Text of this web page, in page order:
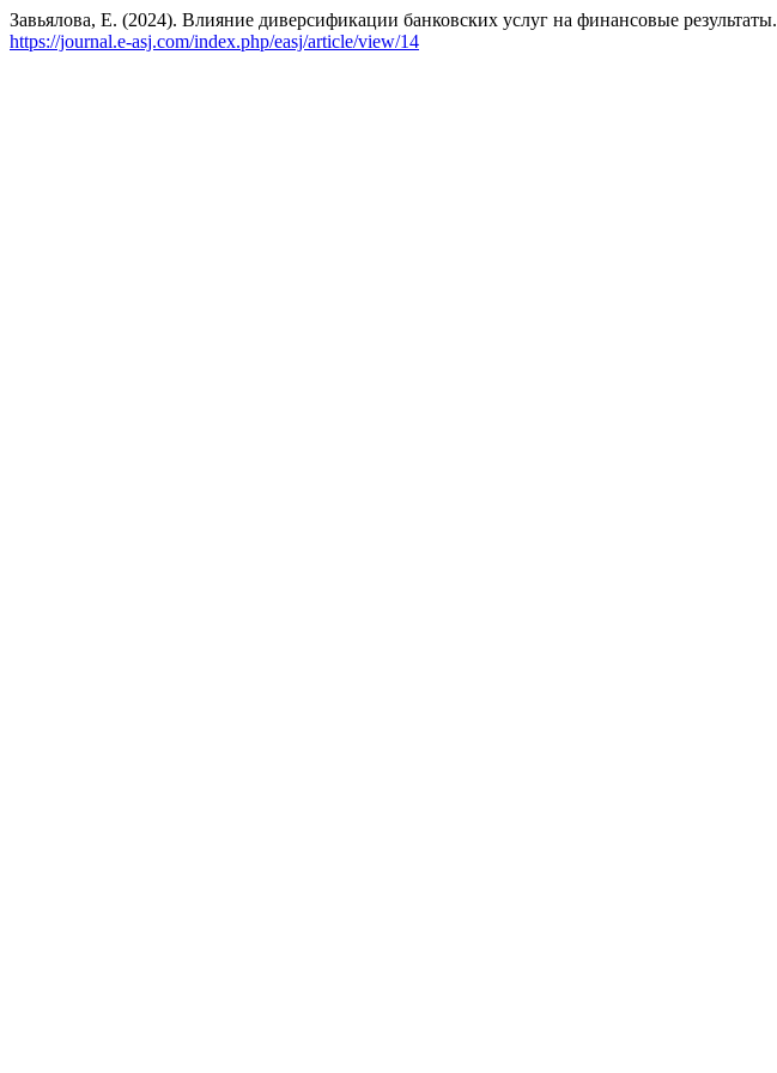
Завьялова, Е. (2024). Влияние диверсификации банковских услуг на финансовые результаты.
https://journal.e-asj.com/index.php/easj/article/view/14